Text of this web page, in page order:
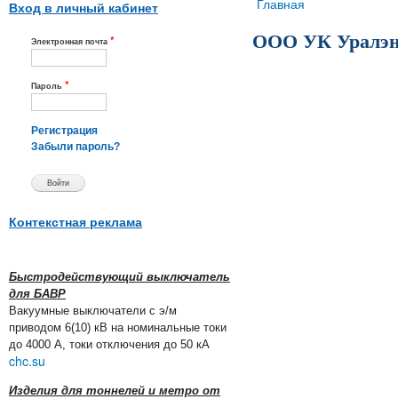
Вход в личный кабинет
Электронная почта *
Пароль *
Регистрация
Забыли пароль?
Контекстная реклама
Быстродействующий выключатель
для БАВР
Вакуумные выключатели с э/м
приводом 6(10) кВ на номинальные токи
до 4000 А, токи отключения до 50 кА
chc.su
Изделия для тоннелей и метро от
Вы здесь
Главная
ООО УК